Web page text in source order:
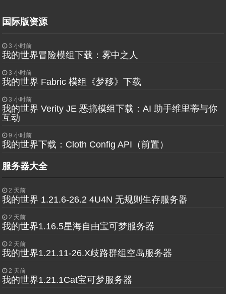
国际版资源
3 小时前
我的世界冒险模组下载：雾中之人
3 小时前
我的世界 Fabric 模组《梦移》下载
3 小时前
我的世界 Verity JE 恶搞模组下载：AI 助手维里蒂与你
互动
9 小时前
我的世界下载：Cloth Config API（前置）
服务器大全
2 天前
我的世界 1.21.6-26.2 4U4N 无规则生存服务器
2 天前
我的世界1.16.5星海自由宝可梦服务器
2 天前
我的世界1.21.11-26.X歧路群组空岛服务器
2 天前
我的世界1.21.1Cat宝可梦服务器